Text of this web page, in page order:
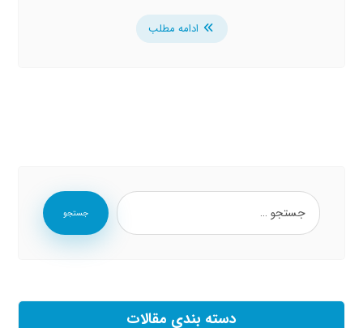
ادامه مطلب
جستجو
دسته بندی مقالات